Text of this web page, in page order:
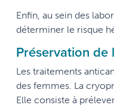
Enfin, au sein des
déterminer le risque
Préservation
Les traitements
des femmes. La
Elle consiste à